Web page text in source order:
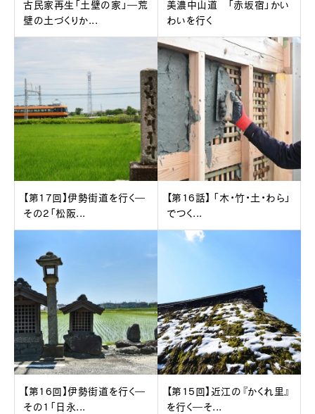
古民家再生「土壁の家」―荒
壁の土づくりか...
美濃中山道 「赤坂宿」かい
わいを行く
【第17回】伊勢街道を行く―
その2「松阪...
【第16話】 「木・竹・土・わら」
でつく...
【第16回】伊勢街道を行く―
その1「日永...
【第15回】近江の『かくれ里』
を行く―そ...